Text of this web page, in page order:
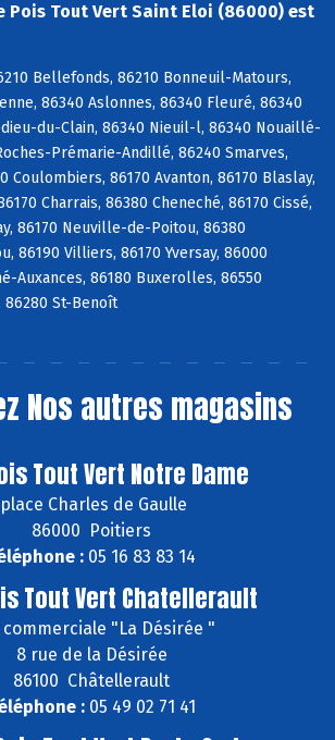
Pois Tout Vert Saint Eloi (86000) est
Bellefonds, 86210 Bonneuil-Matours,
86340 Aslonnes, 86340 Fleuré, 86340
du-Clain, 86340 Nieuil-l, 86340 Nouaillé-
Prémarie-Andillé, 86240 Smarves,
Coulombiers, 86170 Avanton, 86170 Blaslay,
Charrais, 86380 Cheneché, 86170 Cissé,
86170 Neuville-de-Poitou, 86380
86190 Villiers, 86170 Yversay, 86000
Auxances, 86180 Buxerolles, 86550
86280 St-Benoît
Nos autres magasins
Tout Vert Notre Dame
Charles de Gaulle
86000 Poitiers
: 05 16 83 83 14
Tout Vert Chatellerault
commerciale "La Désirée "
8 rue de la Désirée
86100 Châtellerault
:05 49 02 71 41